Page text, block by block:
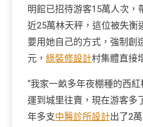
明館已招待游客15萬人次，
近25萬林天秤，這位被失衡
要用她自己的方式，強制創
元， 綠裝修設計村集體直接
“我家一畝多年夜棚種的西
運到城里往賣，現在游客多
年多支中醫診所設計出了2